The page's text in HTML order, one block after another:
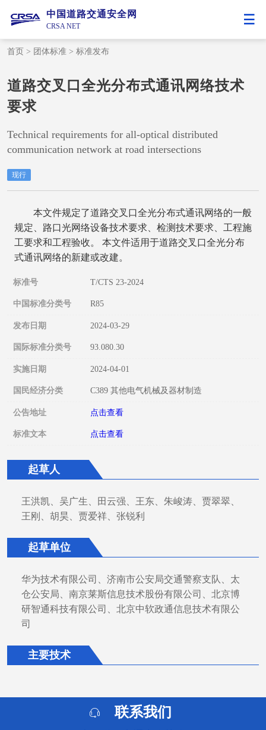
中国道路交通安全网
CRSA NET
首页 > 团体标准 > 标准发布
道路交叉口全光分布式通讯网络技术
要求
Technical requirements for all-optical distributed
communication network at road intersections
现行
本文件规定了道路交叉口全光分布式通讯网络的一般
规定、路口光网络设备技术要求、检测技术要求、工程施
工要求和工程验收。 本文件适用于道路交叉口全光分布
式通讯网络的新建或改建。
标准号 T/CTS 23-2024
中国标准分类号 R85
发布日期 2024-03-29
国际标准分类号 93.080.30
实施日期 2024-04-01
国民经济分类 C389 其他电气机械及器材制造
公告地址 点击查看
标准文本 点击查看
起草人
王洪凯、吴广生、田云强、王东、朱峻涛、贾翠翠、
王刚、胡昊、贾爱祥、张锐利
起草单位
华为技术有限公司、济南市公安局交通警察支队、太
仓公安局、南京莱斯信息技术股份有限公司、北京博
研智通科技有限公司、北京中软政通信息技术有限公
司
主要技术
联系我们